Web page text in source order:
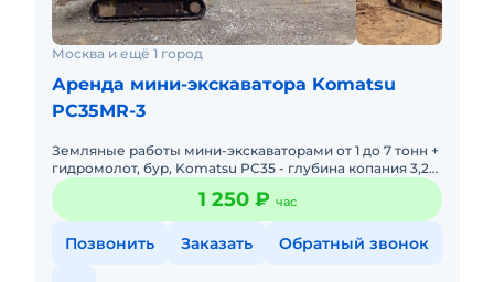
Москва и ещё 1 город
Аренда мини-экскаватора Komatsu
PC35MR-3
Земляные работы мини-экскаваторами от 1 до 7 тонн +
гидромолот, бур, Komatsu PC35 - глубина копания 3,2
м, ширина ковша 60 см, траншейный 40 см,
планировочный 1
1 250 ₽ час
Позвонить Заказать Обратный звонок